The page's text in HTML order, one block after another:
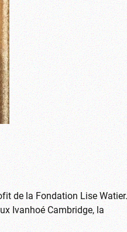
de la Fondation Lise Watier.
Ivanhoé Cambridge, la